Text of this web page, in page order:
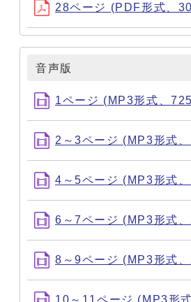
28ページ (PDF形式、
音声版
1ページ (MP3形式、
2～3ページ (MP3形式
4～5ページ (MP3形式
6～7ページ (MP3形式
8～9ページ (MP3形式
10～11ページ (MP3形